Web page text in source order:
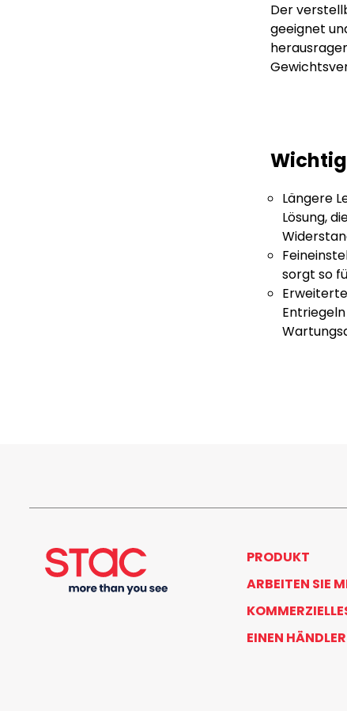
Der
geeignet
Längere
Lösung,
sorgt so
PRODUKT
ARBEITEN SIE
EINEN